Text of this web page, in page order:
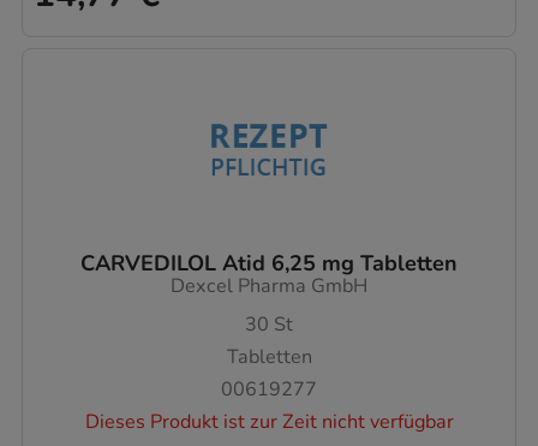
CARVEDILOL Atid 6,25 mg Tabletten
Dexcel Pharma GmbH
30 St
Tabletten
00619277
Dieses Produkt ist zur Zeit nicht verfügbar